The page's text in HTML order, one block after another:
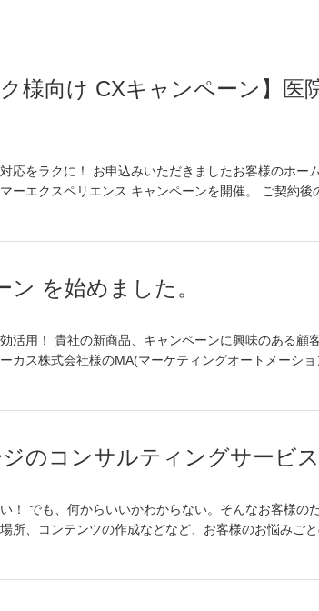
ク様向け CXキャンペーン】
応をラクに！ お申込みいただきましたお客様のホ
ーエクスペリエンス キャンペーンを開催。 ご契約後
を始めました。
活用！ 貴社の新商品、キャンペーンに興味のある
カス株式会社様のMA(マーケティングオートメーショ
のコンサルティングサービス
！ でも、何からいいかわからない。そんなお客様
所、コンテンツの作成などなど、お客様のお悩みご